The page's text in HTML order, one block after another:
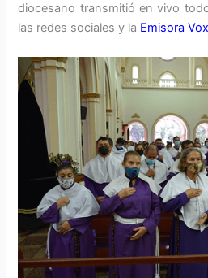
diocesano transmitió en vivo
las redes sociales y la Emisora